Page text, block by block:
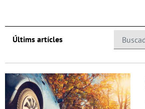
Últims artícles